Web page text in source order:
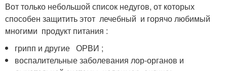
Вот только небольшой список недугов, от которых
способен защитить этот лечебный и горячо любимый
многими продукт питания :
грипп и другие ОРВИ ;
воспалительные заболевания лор-органов и